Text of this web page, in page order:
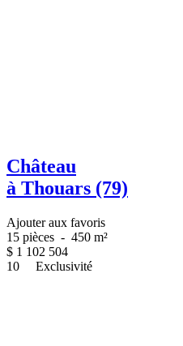
Château
à Thouars (79)
Ajouter aux favoris
15 pièces - 450 m²
$ 1 102 504
10
Exclusivité